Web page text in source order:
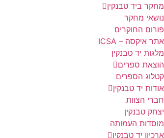
מחקר ביד טבנקין
נושאי מחקר
פורום החוקרים
אתר איקסה – ICSA
מלגות יד טבנקין
הוצאת ספרים
קטלוג הספרים
אודות יד טבנקין
חברי הצוות
יצחק טבנקין
מוסדות העמותה
ארכיון יד טבנקין